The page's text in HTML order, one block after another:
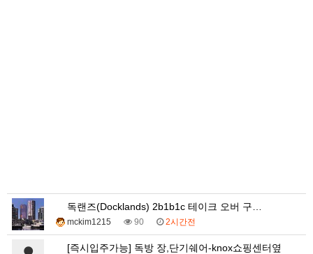
독랜즈(Docklands) 2b1b1c 테이크 오버 구…
mckim1215 90 2시간전
[즉시입주가능] 독방 장,단기쉐어-knox쇼핑센터옆